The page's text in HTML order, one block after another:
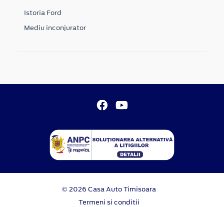
Istoria Ford
Mediu inconjurator
© 2026 Casa Auto Timisoara
Termeni si conditii